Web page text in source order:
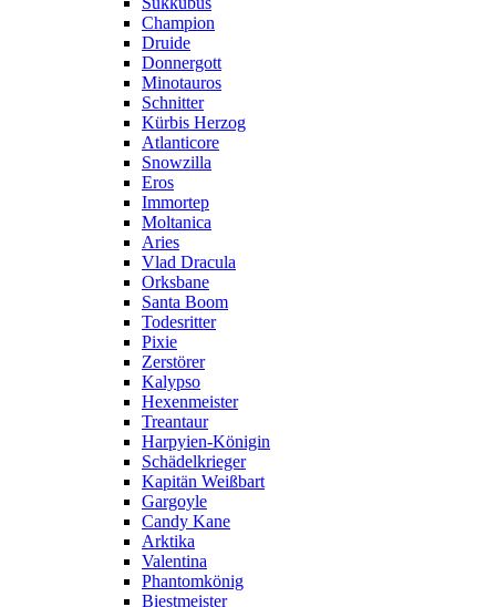
Champion
Druide
Donnergott
Minotauros
Schnitter
Kürbis Herzog
Atlanticore
Snowzilla
Eros
Immortep
Moltanica
Aries
Vlad Dracula
Orksbane
Santa Boom
Todesritter
Pixie
Zerstörer
Kalypso
Hexenmeister
Treantaur
Harpyien-Königin
Schädelkrieger
Kapitän Weißbart
Gargoyle
Candy Kane
Arktika
Valentina
Phantomkönig
Biestmeister